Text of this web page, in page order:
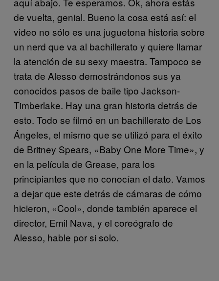
de vuelta, genial. Bueno la cosa está así: el
video no sólo es una juguetona historia sobre
un nerd que va al bachillerato y quiere llamar
la atención de su sexy maestra. Tampoco se
trata de Alesso demostrándonos sus ya
conocidos pasos de baile tipo Jackson-
Timberlake. Hay una gran historia detrás de
esto. Todo se filmó en un bachillerato de Los
Ángeles, el mismo que se utilizó para el éxito
de Britney Spears, «Baby One More Time», y
en la película de Grease, para los
principiantes que no conocían el dato. Vamos
a dejar que este detrás de cámaras de cómo
hicieron, «Cool», donde también aparece el
director, Emil Nava, y el coreógrafo de
Alesso, hable por si solo.